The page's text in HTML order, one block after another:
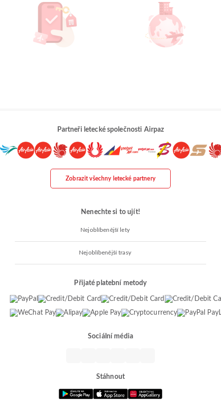
Partneři letecké společnosti Airpaz
Zobrazit všechny letecké partnery
Nenechte si to ujít!
Nejoblíbenější lety
Nejoblíbenější trasy
Přijaté platební metody
Sociální média
Stáhnout